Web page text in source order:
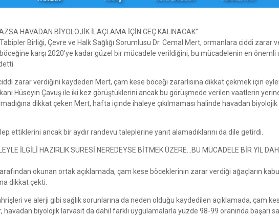
HAVADAN BİYOLOJİK İLAÇLAMA İÇİN GEÇ KALINACAK”
Birliği, Çevre ve Halk Sağlığı Sorumlusu Dr. Cemal Mert, ormanlara ciddi zarar
karşı 2020’ye kadar güzel bir mücadele verildiğini, bu mücadelenin en
zarar verdiğini kaydeden Mert, çam kese böceği zararlısına dikkat çekmek için
Hüseyin Çavuş ile iki kez görüştüklerini ancak bu görüşmede verilen vaatlerin
dikkat çeken Mert, hafta içinde ihaleye çıkılmaması halinde havadan
ettiklerini ancak bir aydır randevu taleplerine yanıt alamadıklarını da dile getirdi.
İLGİLİ HAZIRLIK SÜRESİ NEREDEYSE BİTMEK ÜZERE…BU MÜCADELE BİR YIL
okunan ortak açıklamada, çam kese böceklerinin zarar verdiği ağaçların
dikkat çekti.
ve alerji gibi sağlık sorunlarına da neden olduğu kaydedilen açıklamada, çam
havadan biyolojik larvasit da dahil farklı uygulamalarla yüzde 98-99 oranında başarı